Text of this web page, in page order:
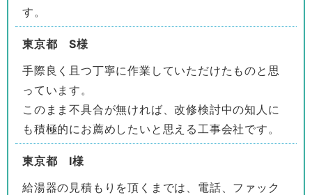
す。
東京都 S様
手際良く且つ丁寧に作業していただけたものと思
っています。
このまま不具合が無ければ、改修検討中の知人に
も積極的にお薦めしたいと思える工事会社です。
東京都 I様
給湯器の見積もりを頂くまでは、電話、ファック